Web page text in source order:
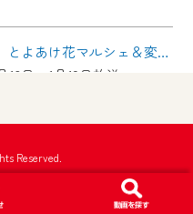
【豊明】とよあけ花マルシェ＆変わり菊まつり
13日～1月19日放送
明市のトピックス
00:02:26
01/15
【豊明】第４６回 豊明市美術協会展
月13日～1月19日放送
Reserved.
TVを含むCCNetの
ためのIDです。
メールアドレス